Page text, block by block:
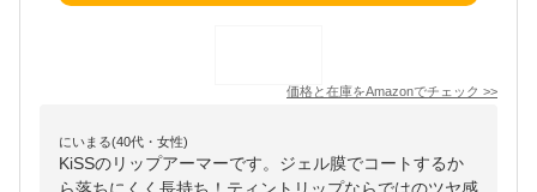
価格と在庫をAmazonでチェック >>
にいまる(40代・女性)
KiSSのリップアーマーです。ジェル膜でコートするか